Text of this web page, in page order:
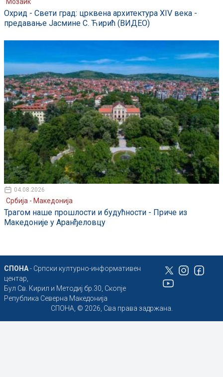
Охрид - Свети град: црквена архитектура XIV века -
предавање Јасмине С. Ћирић (ВИДЕО)
04.08.2026
Србија - Македонија
Трагом наше прошлости и будућности - Приче из
Македоније у Аранђеловцу
СПОНА- Српски културно-информативен
центар,
Бул Св. Кирил и Методиј бр.30, Скопје
Република Северна Македонија
СПОНА, © 2026, Сва права задржана.